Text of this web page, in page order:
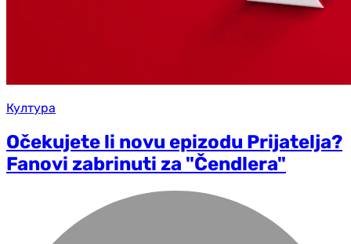
Култура
Očekujete li novu epizodu Prijatelja?
Fanovi zabrinuti za "Čendlera"